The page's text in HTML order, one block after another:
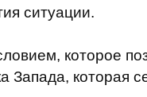
ситуации.
которое
Запада, которая